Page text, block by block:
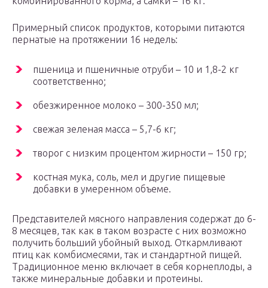
Примерный список продуктов, которыми питаются
пернатые на протяжении 16 недель:
пшеница и пшеничные отруби – 10 и 1,8-2 кг
соответственно;
обезжиренное молоко – 300-350 мл;
свежая зеленая масса – 5,7-6 кг;
творог с низким процентом жирности – 150 гр;
костная мука, соль, мел и другие пищевые
добавки в умеренном объеме.
Представителей мясного направления содержат до 6-
8 месяцев, так как в таком возрасте с них возможно
получить больший убойный выход. Откармливают
птиц как комбисмесями, так и стандартной пищей.
Традиционное меню включает в себя корнеплоды, а
также минеральные добавки и протеины.